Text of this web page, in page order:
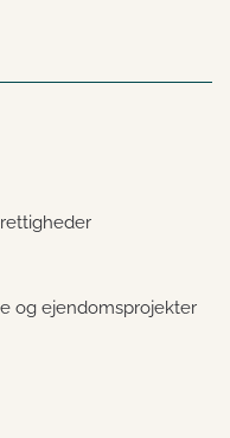
og ejendomsprojekter